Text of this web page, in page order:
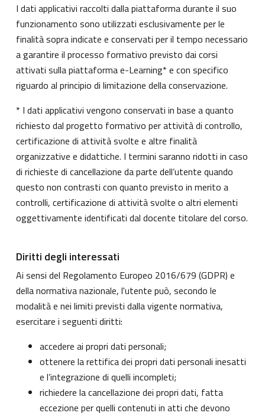
I dati applicativi raccolti dalla piattaforma durante il suo
funzionamento sono utilizzati esclusivamente per le
finalità sopra indicate e conservati per il tempo necessario
a garantire il processo formativo previsto dai corsi
attivati sulla piattaforma e-Learning* e con specifico
riguardo al principio di limitazione della conservazione.
* I dati applicativi vengono conservati in base a quanto
richiesto dal progetto formativo per attività di controllo,
certificazione di attività svolte e altre finalità
organizzative e didattiche. I termini saranno ridotti in caso
di richieste di cancellazione da parte dell’utente quando
questo non contrasti con quanto previsto in merito a
controlli, certificazione di attività svolte o altri elementi
oggettivamente identificati dal docente titolare del corso.
Diritti degli interessati
Ai sensi del Regolamento Europeo 2016/679 (GDPR) e
della normativa nazionale, l'utente può, secondo le
modalità e nei limiti previsti dalla vigente normativa,
esercitare i seguenti diritti:
accedere ai propri dati personali;
ottenere la rettifica dei propri dati personali inesatti
e l’integrazione di quelli incompleti;
richiedere la cancellazione dei propri dati, fatta
eccezione per quelli contenuti in atti che devono